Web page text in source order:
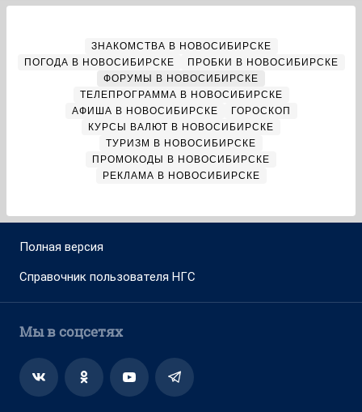
ЗНАКОМСТВА В НОВОСИБИРСКЕ
ПОГОДА В НОВОСИБИРСКЕ
ПРОБКИ В НОВОСИБИРСКЕ
ФОРУМЫ В НОВОСИБИРСКЕ
ТЕЛЕПРОГРАММА В НОВОСИБИРСКЕ
АФИША В НОВОСИБИРСКЕ
ГОРОСКОП
КУРСЫ ВАЛЮТ В НОВОСИБИРСКЕ
ТУРИЗМ В НОВОСИБИРСКЕ
ПРОМОКОДЫ В НОВОСИБИРСКЕ
РЕКЛАМА В НОВОСИБИРСКЕ
Полная версия
Справочник пользователя НГС
Мы в соцсетях